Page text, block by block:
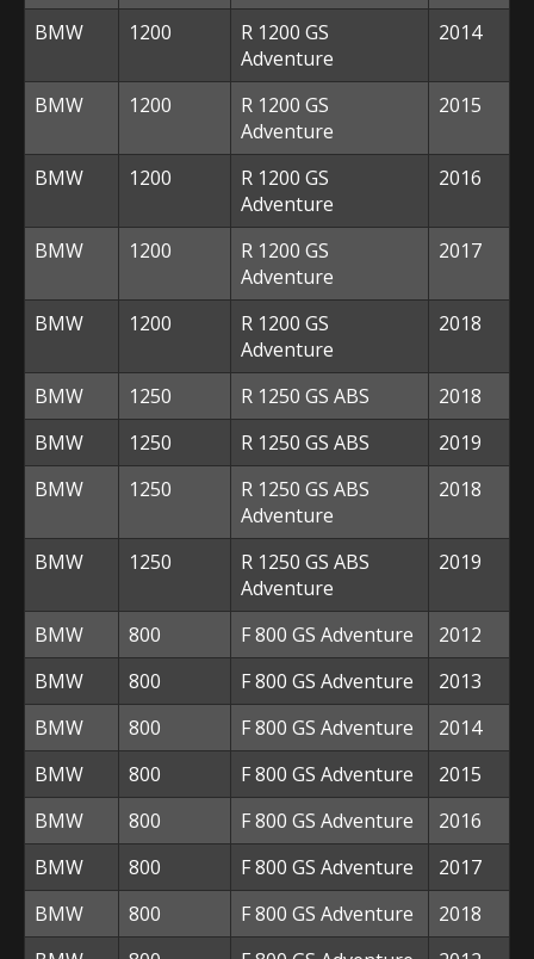
BMW 1200
R 1200 GS
Adventure
2014
BMW 1200
R 1200 GS
Adventure
2015
BMW 1200
R 1200 GS
Adventure
2016
BMW 1200
R 1200 GS
Adventure
2017
BMW 1200
R 1200 GS
Adventure
2018
BMW 1250 R 1250 GS ABS
2018
BMW
1250 R 1250 GS ABS
2019
BMW
1250
R 1250 GS ABS
Adventure
2018
BMW 1250
R 1250 GS ABS
Adventure
2019
BMW 800 F 800 GS Adventure
2012
BMW
800 F 800 GS Adventure
2013
BMW
800 F 800 GS Adventure
2014
BMW
800 F 800 GS Adventure
2015
BMW
800 F 800 GS Adventure
2016
BMW
800 F 800 GS Adventure
2017
BMW
800 F 800 GS Adventure
2018